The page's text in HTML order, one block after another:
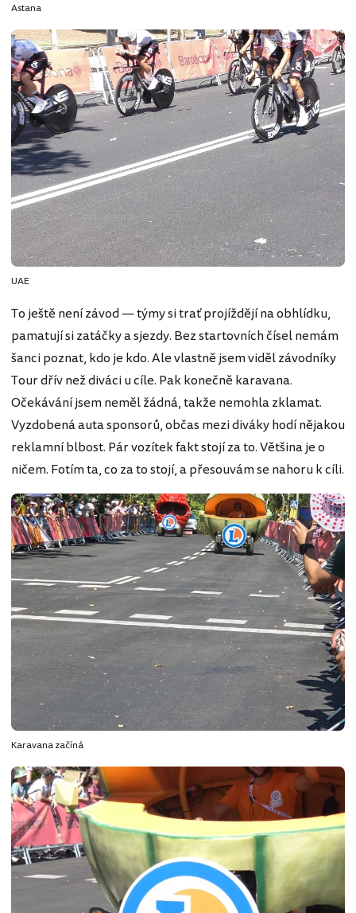
Astana
UAE
To ještě není závod — týmy si trať projíždějí na obhlídku,
pamatují si zatáčky a sjezdy. Bez startovních čísel nemám
šanci poznat, kdo je kdo. Ale vlastně jsem viděl závodníky
Tour dřív než diváci u cíle. Pak konečně karavana.
Očekávání jsem neměl žádná, takže nemohla zklamat.
Vyzdobená auta sponsorů, občas mezi diváky hodí nějakou
reklamní blbost. Pár vozítek fakt stojí za to. Většina je o
ničem. Fotím ta, co za to stojí, a přesouvám se nahoru k cíli.
Karavana začíná